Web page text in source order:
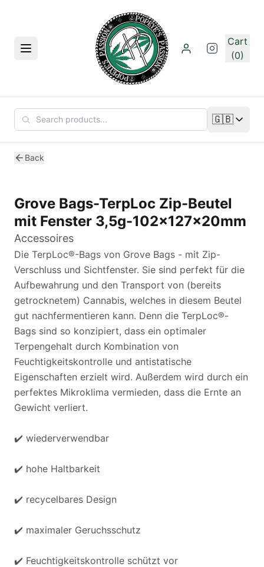
Menu
Cart
(0)
🇬🇧
Change
Back
Grove Bags-TerpLoc Zip-Beutel
mit Fenster 3,5g-102x127x20mm
Accessoires
Die TerpLoc®-Bags von Grove Bags - mit Zip-
Verschluss und Sichtfenster. Sie sind perfekt für die
Aufbewahrung und den Transport von (bereits
getrocknetem) Cannabis, welches in diesem Beutel
gut nachfermentieren kann. Denn die TerpLoc®-
Bags sind so konzipiert, dass ein optimaler
Terpengehalt durch Kombination von
Feuchtigkeitskontrolle und antistatische
Eigenschaften erzielt wird. Außerdem wird durch ein
perfektes Mikroklima vermieden, dass die Ernte an
Gewicht verliert.
✔️ wiederverwendbar
✔️ hohe Haltbarkeit
✔️ recycelbares Design
✔️ maximaler Geruchsschutz
✔️ Feuchtigkeitskontrolle schützt vor